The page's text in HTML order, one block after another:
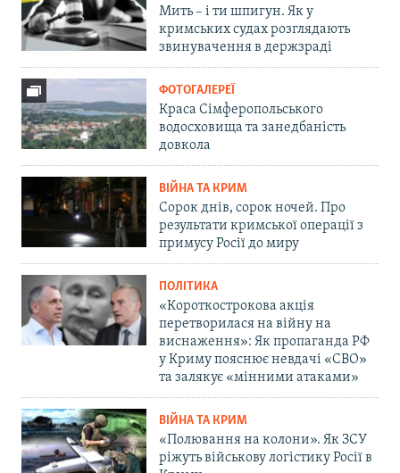
Мить – і ти шпигун. Як у
кримських судах розглядають
звинувачення в держзраді
ФОТОГАЛЕРЕЇ
Краса Сімферопольського
водосховища та занедбаність
довкола
ВІЙНА ТА КРИМ
Сорок днів, сорок ночей. Про
результати кримської операції з
примусу Росії до миру
ПОЛІТИКА
«Короткострокова акція
перетворилася на війну на
виснаження»: Як пропаганда РФ
у Криму пояснює невдачі «СВО»
та залякує «мінними атаками»
ВІЙНА ТА КРИМ
«Полювання на колони». Як ЗСУ
ріжуть військову логістику Росії в